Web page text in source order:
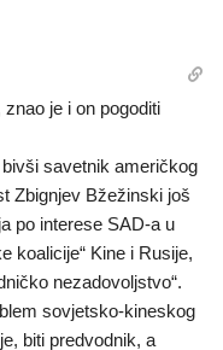
je i on pogoditi
savetnik američkog
Zbignjev Bžežinski još
po interese SAD-a u
koalicije“ Kine i Rusije,
nezadovoljstvo“.
sovjetsko-kineskog
biti predvodnik, a